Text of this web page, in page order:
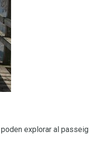
explorar al passeig